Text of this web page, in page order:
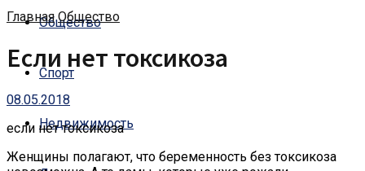
Общество
Спорт
Недвижимость
Главная Общество
Если нет токсикоза
08.05.2018
если нет токсикоза
Женщины полагают, что беременность без токсикоза